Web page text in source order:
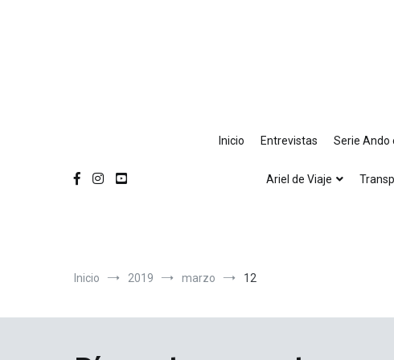
Inicio Entrevistas Serie Ando
Ariel de Viaje
Inicio 2019 marzo 12